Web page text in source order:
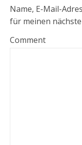
Name, E-Mail-
für meinen
Comment